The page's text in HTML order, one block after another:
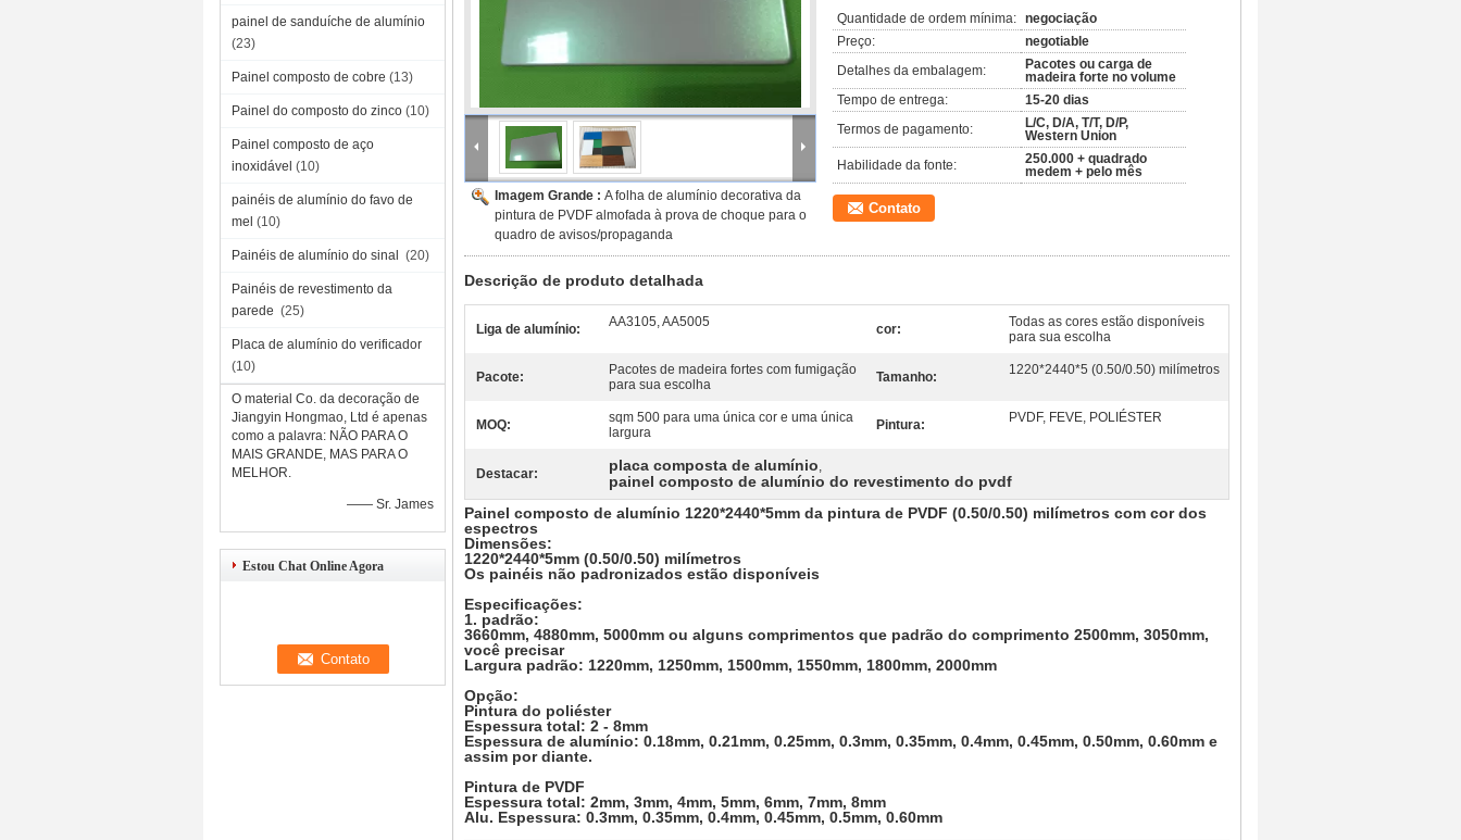
painel de sanduíche de alumínio
(23)
Painel composto de cobre (13)
Painel do composto do zinco (10)
Painel composto de aço
inoxidável (10)
painéis de alumínio do favo de
mel (10)
Painéis de alumínio do sinal (20)
Painéis de revestimento da
parede (25)
Placa de alumínio do verificador
(10)
O material Co. da decoração de
Jiangyin Hongmao, Ltd é apenas
como a palavra: NÃO PARA O
MAIS GRANDE, MAS PARA O
MELHOR.
—— Sr. James
Estou Chat Online Agora
Imagem Grande : A folha de alumínio decorativa da
pintura de PVDF almofada à prova de choque para o
quadro de avisos/propaganda
Quantidade de ordem mínima: negociação
Preço:
negotiable
Detalhes da embalagem:
Pacotes ou carga de
madeira forte no volume
Tempo de entrega:
15-20 dias
Termos de pagamento:
L/C, D/A, T/T, D/P,
Western Union
Habilidade da fonte:
250.000 + quadrado
medem + pelo mês
Contato
Descrição de produto detalhada
Liga de alumínio: AA3105, AA5005 cor:
Todas as cores estão disponíveis
para sua escolha
Pacote:
Pacotes de madeira fortes com fumigação
para sua escolha
Tamanho: 1220*2440*5 (0.50/0.50) milímetros
MOQ:
sqm 500 para uma única cor e uma única
largura
Pintura: PVDF, FEVE, POLIÉSTER
Destacar: placa composta de alumínio,
painel composto de alumínio do revestimento do pvdf
Painel composto de alumínio 1220*2440*5mm da pintura de PVDF (0.50/0.50) milímetros com cor dos
espectros
Dimensões:
1220*2440*5mm (0.50/0.50) milímetros
Os painéis não padronizados estão disponíveis
Especificações:
1. padrão:
3660mm, 4880mm, 5000mm ou alguns comprimentos que padrão do comprimento 2500mm, 3050mm,
você precisar
Largura padrão: 1220mm, 1250mm, 1500mm, 1550mm, 1800mm, 2000mm
Opção:
Pintura do poliéster
Espessura total: 2 - 8mm
Espessura de alumínio: 0.18mm, 0.21mm, 0.25mm, 0.3mm, 0.35mm, 0.4mm, 0.45mm, 0.50mm, 0.60mm e
assim por diante.
Pintura de PVDF
Espessura total: 2mm, 3mm, 4mm, 5mm, 6mm, 7mm, 8mm
Alu. Espessura: 0.3mm, 0.35mm, 0.4mm, 0.45mm, 0.5mm, 0.60mm